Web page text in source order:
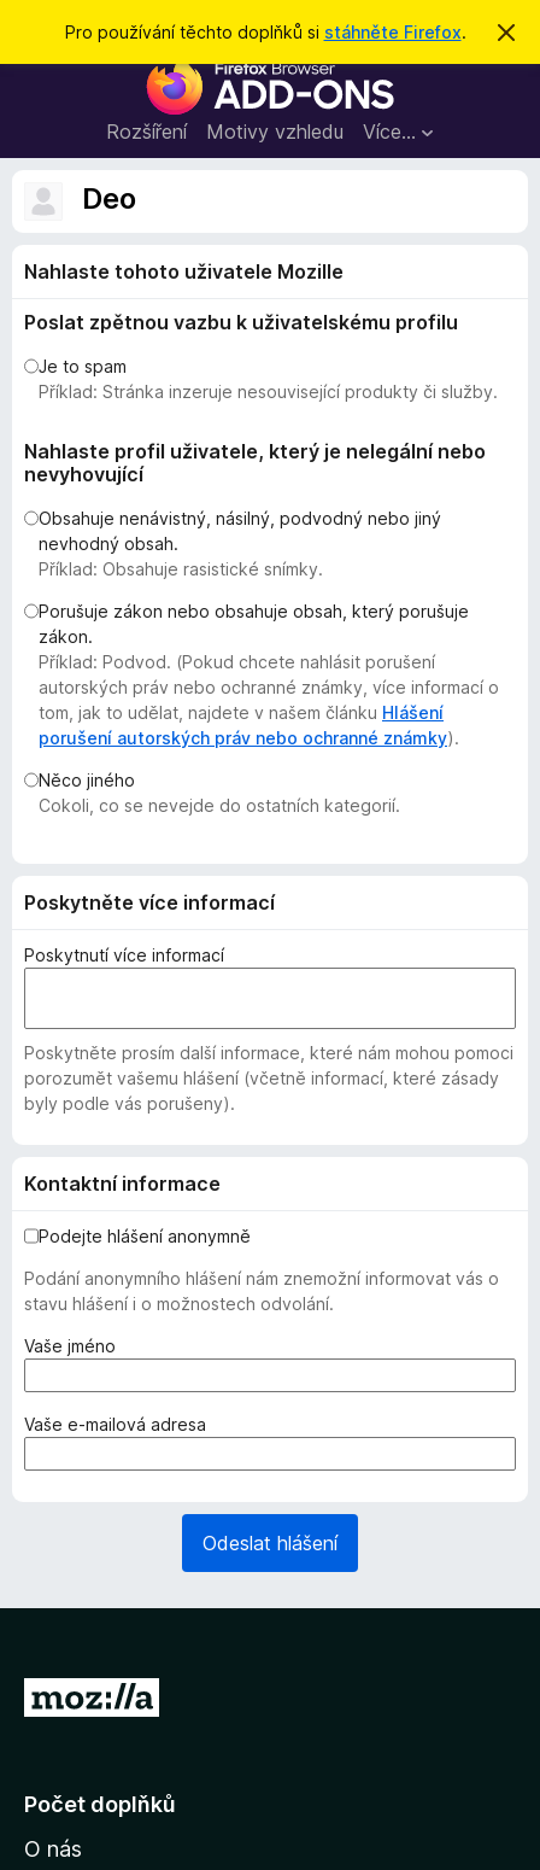
Pro používání těchto doplňků si stáhněte Firefox.
S
r
D
o
p
l
d
p
o
l
e
č
F
r
e
f
x
Rozšíření Motivy vzhledu Více…
Přihlásit se
Deo
Nahlaste tohoto uživatele Mozille
Poslat zpětnou vazbu k uživatelskému profilu
Je to spam
Příklad: Stránka inzeruje nesouvisející produkty či služby.
Nahlaste profil uživatele, který je nelegální nebo
nevyhovující
Obsahuje nenávistný, násilný, podvodný nebo jiný
nevhodný obsah.
Příklad: Obsahuje rasistické snímky.
Porušuje zákon nebo obsahuje obsah, který porušuje
zákon.
Příklad: Podvod. (Pokud chcete nahlásit porušení
autorských práv nebo ochranné známky, více informací o
tom, jak to udělat, najdete v našem článku Hlášení
porušení autorských práv nebo ochranné známky).
Něco jiného
Cokoli, co se nevejde do ostatních kategorií.
Poskytněte více informací
Poskytnutí více informací
Poskytněte prosím další informace, které nám mohou pomoci
porozumět vašemu hlášení (včetně informací, které zásady
byly podle vás porušeny).
Kontaktní informace
Podejte hlášení anonymně
Podání anonymního hlášení nám znemožní informovat vás o
stavu hlášení i o možnostech odvolání.
Vaše jméno
y
ž
d
Vaše e-mailová adresa
y
d
o
Odeslat hlášení
P
j
t
Počet doplňků
O nás